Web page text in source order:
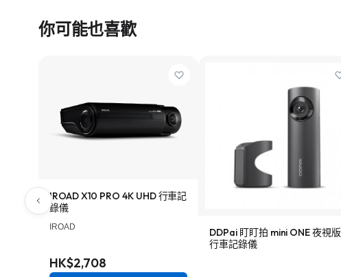
你可能也喜歡
IROAD X10 PRO 4K UHD 行車記
錄儀
IROAD
HK$2,708
DDPai 盯盯拍 mini ONE 夜視版
行車記錄儀